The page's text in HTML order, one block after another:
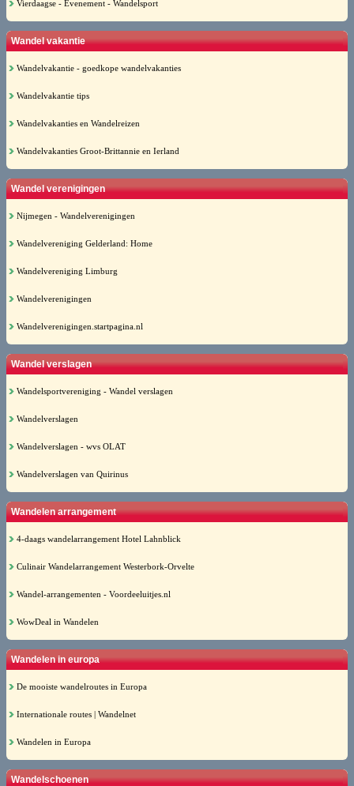
Vierdaagse - Evenement - Wandelsport
Wandel vakantie
Wandelvakantie - goedkope wandelvakanties
Wandelvakantie tips
Wandelvakanties en Wandelreizen
Wandelvakanties Groot-Brittannie en Ierland
Wandel verenigingen
Nijmegen - Wandelverenigingen
Wandelvereniging Gelderland: Home
Wandelvereniging Limburg
Wandelverenigingen
Wandelverenigingen.startpagina.nl
Wandel verslagen
Wandelsportvereniging - Wandel verslagen
Wandelverslagen
Wandelverslagen - wvs OLAT
Wandelverslagen van Quirinus
Wandelen arrangement
4-daags wandelarrangement Hotel Lahnblick
Culinair Wandelarrangement Westerbork-Orvelte
Wandel-arrangementen - Voordeeluitjes.nl
WowDeal in Wandelen
Wandelen in europa
De mooiste wandelroutes in Europa
Internationale routes | Wandelnet
Wandelen in Europa
Wandelschoenen